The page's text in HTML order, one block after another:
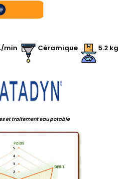
min Céramique 5.2 kg
et traitement eau potable